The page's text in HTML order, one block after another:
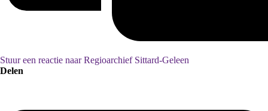
Stuur een reactie naar Regioarchief Sittard-Geleen
Delen